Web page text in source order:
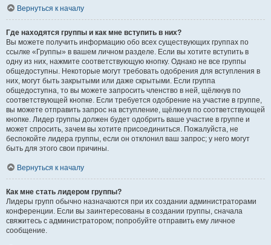
Вернуться к началу
Где находятся группы и как мне вступить в них?
Вы можете получить информацию обо всех существующих группах по
ссылке «Группы» в вашем личном разделе. Если вы хотите вступить в
одну из них, нажмите соответствующую кнопку. Однако не все группы
общедоступны. Некоторые могут требовать одобрения для вступления в
них, могут быть закрытыми или даже скрытыми. Если группа
общедоступна, то вы можете запросить членство в ней, щёлкнув по
соответствующей кнопке. Если требуется одобрение на участие в группе,
вы можете отправить запрос на вступление, щёлкнув по соответствующей
кнопке. Лидер группы должен будет одобрить ваше участие в группе и
может спросить, зачем вы хотите присоединиться. Пожалуйста, не
беспокойте лидера группы, если он отклонил ваш запрос; у него могут
быть для этого свои причины.
Вернуться к началу
Как мне стать лидером группы?
Лидеры групп обычно назначаются при их создании администраторами
конференции. Если вы заинтересованы в создании группы, сначала
свяжитесь с администратором; попробуйте отправить ему личное
сообщение.